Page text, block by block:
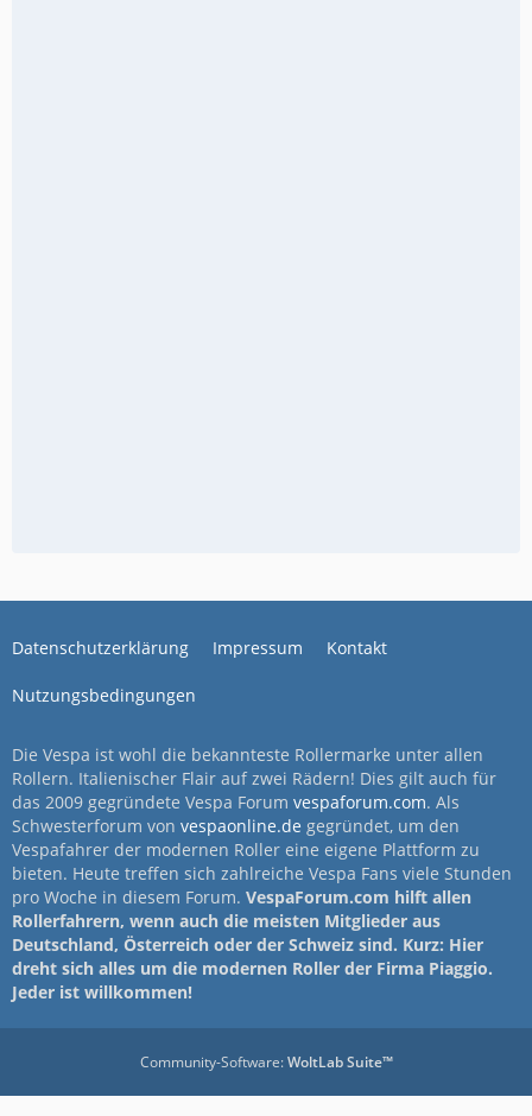
Datenschutzerklärung Impressum Kontakt
Nutzungsbedingungen
Die Vespa ist wohl die bekannteste Rollermarke unter allen
Rollern. Italienischer Flair auf zwei Rädern! Dies gilt auch für
das 2009 gegründete Vespa Forum vespaforum.com. Als
Schwesterforum von vespaonline.de gegründet, um den
Vespafahrer der modernen Roller eine eigene Plattform zu
bieten. Heute treffen sich zahlreiche Vespa Fans viele Stunden
pro Woche in diesem Forum. VespaForum.com hilft allen
Rollerfahrern, wenn auch die meisten Mitglieder aus
Deutschland, Österreich oder der Schweiz sind. Kurz: Hier
dreht sich alles um die modernen Roller der Firma Piaggio.
Jeder ist willkommen!
Community-Software:WoltLab Suite™